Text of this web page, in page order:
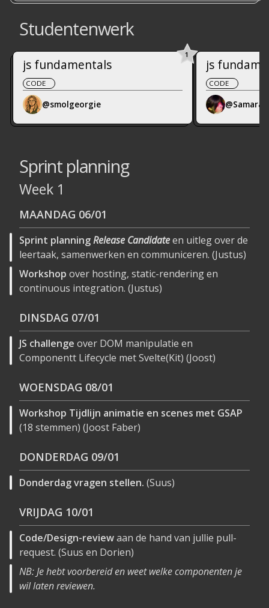
Studentenwerk
js fundamentals
1
CODE
@smolgeorgie
js
CODE
Sprint planning
Week 1
MAANDAG 06/01
Sprint planningRelease Candidateen uitleg over de
leertaak, samenwerken en communiceren. (Justus)
Workshop over hosting, static-rendering en
continuous integration. (Justus)
DINSDAG 07/01
JS challenge over DOM manipulatie en
Componentt Lifecycle met Svelte(Kit) (Joost)
WOENSDAG 08/01
Workshop Tijdlijn animatie en scenes met GSAP
(18 stemmen) (Joost Faber)
DONDERDAG 09/01
Donderdag vragen stellen. (Suus)
VRIJDAG 10/01
Code/Design-reviewaan de hand van jullie pull-
request. (Suus en Dorien)
NB: Je hebt voorbereid en weet welke componenten je
wil laten reviewen.